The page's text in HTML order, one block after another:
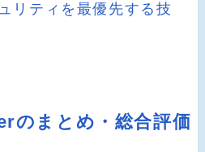
リティを最優先する技
のまとめ・総合評価